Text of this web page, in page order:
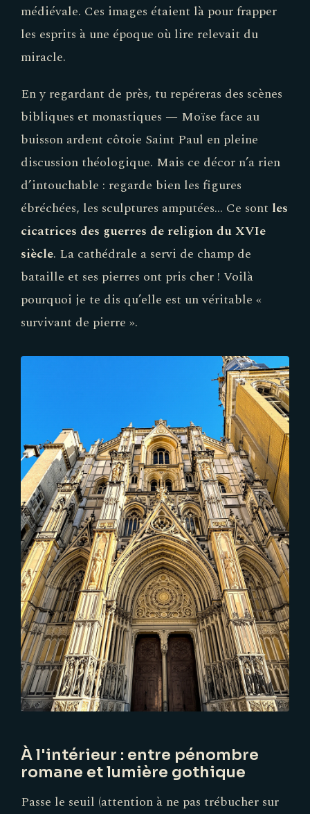
médiévale. Ces images étaient là pour frapper
les esprits à une époque où lire relevait du
miracle.
En y regardant de près, tu repéreras des scènes
bibliques et monastiques — Moïse face au
buisson ardent côtoie Saint Paul en pleine
discussion théologique. Mais ce décor n’a rien
d’intouchable : regarde bien les figures
ébréchées, les sculptures amputées… Ce sont les
cicatrices des guerres de religion du XVIe
siècle. La cathédrale a servi de champ de
bataille et ses pierres ont pris cher ! Voilà
pourquoi je te dis qu’elle est un véritable «
survivant de pierre ».
À l'intérieur : entre pénombre
romane et lumière gothique
Passe le seuil (attention à ne pas trébucher sur